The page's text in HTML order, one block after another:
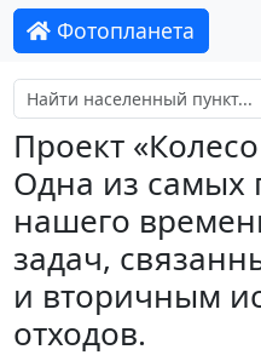
Фотопланета
Проект
Одна из самых
нашего
задач,
и вторичным
отходов.